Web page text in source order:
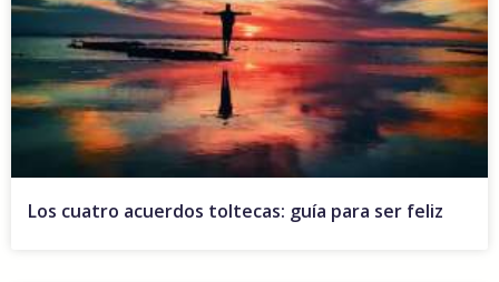
Los cuatro acuerdos toltecas: guía para ser feliz